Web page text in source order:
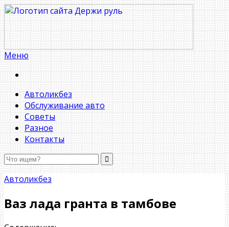
Меню
Автоликбез
Обслуживание авто
Советы
Разное
Контакты
Автоликбез
Ваз лада гранта в тамбове